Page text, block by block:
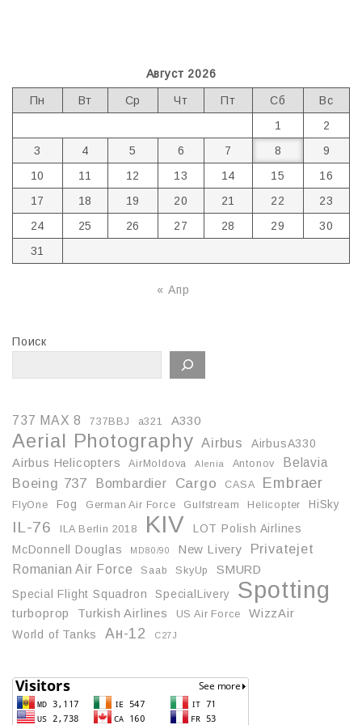
Август 2026
Пн Вт Ср Чт Пт Сб
Вс
1
2
3
4 5 6 7 8
9
10
11 12 13 14 15
16
17
18 19 20 21 22
23
24
25 26 27 28 29
30
31
« Апр
Поиск
737 MAX 8 737BBJ a321 A330
Aerial Photography Airbus
AirbusA330
Airbus Helicopters
AirMoldova Alenia Antonov Belavia
Boeing 737 Bombardier Cargo CASA Embraer
FlyOne Fog German Air Force Gulfstream Helicopter HiSky
IL-76 ILA Berlin 2018 KIV
LOT Polish Airlines
McDonnell Douglas
MD80/90 New Livery Privatejet
Romanian Air Force Saab SkyUp
SMURD
Special Flight Squadron
SpecialLivery Spotting
turboprop Turkish Airlines US Air Force
WizzAir
World of Tanks
Ан-12 С27J